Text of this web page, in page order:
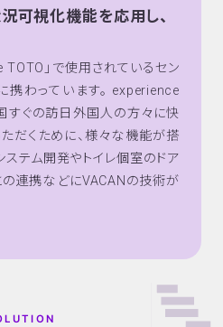
可視化機能を応用し、
」で使用されているセン
携わっています。 experience
すぐの訪日外国人の方々に快
だくために、様々な機能が搭
ステム開発やトイレ個室のドア
連携などにVACANの技術が